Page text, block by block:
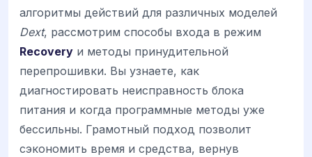
алгоритмы действий для различных моделей
Dext, рассмотрим способы входа в режим
Recovery и методы принудительной
перепрошивки. Вы узнаете, как
диагностировать неисправность блока
питания и когда программные методы уже
бессильны. Грамотный подход позволит
сэкономить время и средства, вернув